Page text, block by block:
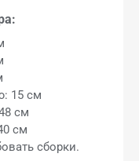
15 см
см
см
сборки.